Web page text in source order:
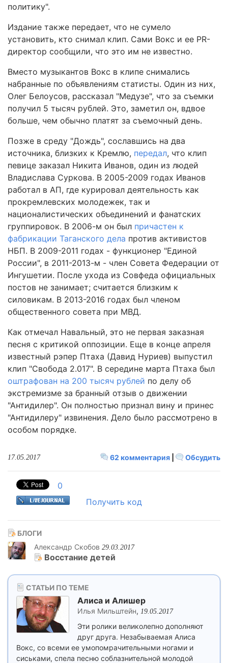
политику".
Издание также передает, что не сумело
установить, кто снимал клип. Сами Вокс и ее PR-
директор сообщили, что это им не известно.
Вместо музыкантов Вокс в клипе снимались
набранные по объявлениям статисты. Один из них,
Олег Белоусов, рассказал "Медузе", что за съемки
получил 5 тысяч рублей. Это, заметил он, вдвое
больше, чем обычно платят за съемочный день.
Позже в среду "Дождь", сославшись на два
источника, близких к Кремлю, передал, что клип
певице заказал Никита Иванов, один из людей
Владислава Суркова. В 2005-2009 годах Иванов
работал в АП, где курировал деятельность как
прокремлевских молодежек, так и
националистических объединений и фанатских
группировок. В 2006-м он был причастен к
фабрикации Таганского дела против активистов
НБП. В 2009-2011 годах - функционер "Единой
России", в 2011-2013-м - член Совета Федерации от
Ингушетии. После ухода из Совфеда официальных
постов не занимает; считается близким к
силовикам. В 2013-2016 годах был членом
общественного совета при МВД.
Как отмечал Навальный, это не первая заказная
песня с критикой оппозиции. Еще в конце апреля
известный рэпер Птаха (Давид Нуриев) выпустил
клип "Свобода 2.017". В середине марта Птаха был
оштрафован на 200 тысяч рублей по делу об
экстремизме за бранный отзыв о движении
"Антидилер". Он полностью признал вину и принес
"Антидилеру" извинения. Дело было рассмотрено в
особом порядке.
62 комментария Обсудить
17.05.2017
0
Получить код
БЛОГИ
Александр Скобов 29.03.2017
Восстание детей
СТАТЬИ ПО ТЕМЕ
Алиса и Алишер
Илья Мильштейн, 19.05.2017
Эти ролики великолепно дополняют
друг друга. Незабываемая Алиса
Вокс, со всеми ее умопомрачительными ногами и
сиськами, спела песню соблазнительной молодой